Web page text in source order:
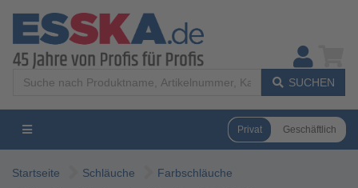
SUCHEN
Privat Geschäftlich
Startseite Schläuche
Farbschläuche